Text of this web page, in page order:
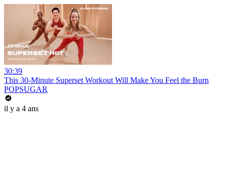
30:39
This 30-Minute Superset Workout Will Make You Feel the Burn
POPSUGAR
il y a 4 ans